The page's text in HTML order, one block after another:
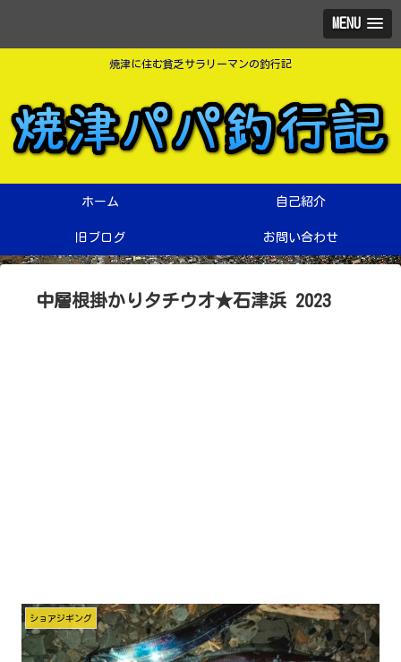
MENU
焼津に住む貧乏サラリーマンの釣行記
ホーム 自己紹介
旧ブログ お問い合わせ
中層根掛かりタチウオ★石津浜 2023
ショアジギング